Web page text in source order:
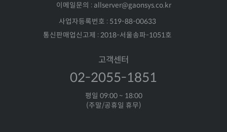
이메일문의 : allserver@gaonsys.co.kr
사업자등록번호 : 519-88-00633
통신판매업신고제 : 2018-서울송파-1051호
고객센터
02-2055-1851
평일 09:00 ~ 18:00
(주말/공휴일 휴무)